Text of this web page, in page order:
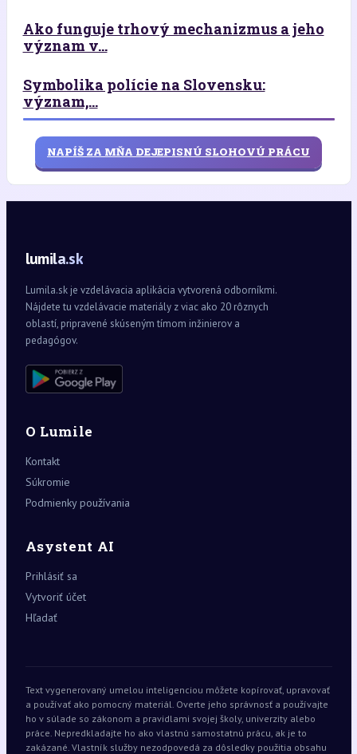
Ako funguje trhový mechanizmus a jeho
význam v...
Symbolika polície na Slovensku:
význam,...
NAPÍŠ ZA MŇA DEJEPISNÚ SLOHOVÚ PRÁCU
lumila.sk
Lumila.sk je vzdelávacia aplikácia vytvorená odborníkmi.
Nájdete tu vzdelávacie materiály z viac ako 20 rôznych
oblastí, pripravené skúseným tímom inžinierov a
pedagógov.
O Lumile
Kontakt
Súkromie
Podmienky používania
Asystent AI
Prihlásiť sa
Vytvoriť účet
Hľadať
Text vygenerovaný umelou inteligenciou môžete kopírovať, upravovať
a používať ako pomocný materiál. Overte jeho správnosť a používajte
ho v súlade so zákonom a pravidlami svojej školy, univerzity alebo
práce. Nepredkladajte ho ako vlastnú samostatnú prácu, ak je to
zakázané. Vlastník služby nezodpovedá za dôsledky použitia obsahu